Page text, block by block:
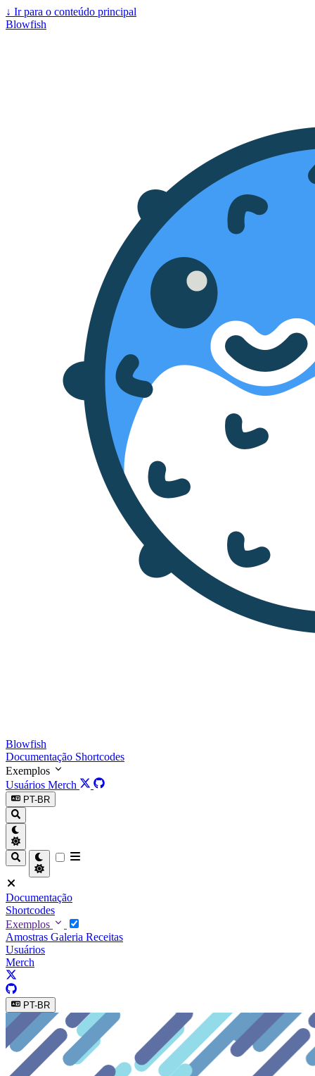
↓ Ir para o conteúdo principal
Blowfish
Blowfish
Documentação Shortcodes
Exemplos
Usuários Merch
PT-BR
Documentação
Shortcodes
Exemplos
Amostras Galeria Receitas
Usuários
Merch
PT-BR